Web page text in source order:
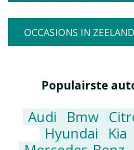
OCCASIONS IN ZEELAND
Populairste
Audi Bmw
Hyundai
Kia